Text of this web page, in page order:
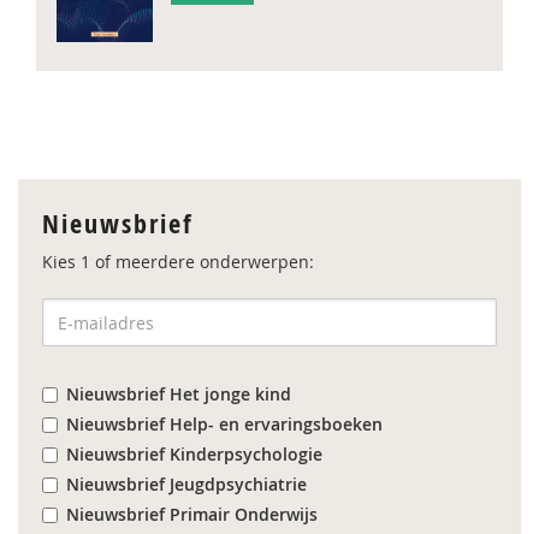
Nieuwsbrief
Kies 1 of meerdere onderwerpen:
Nieuwsbrief Het jonge kind
Nieuwsbrief Help- en ervaringsboeken
Nieuwsbrief Kinderpsychologie
Nieuwsbrief Jeugdpsychiatrie
Nieuwsbrief Primair Onderwijs